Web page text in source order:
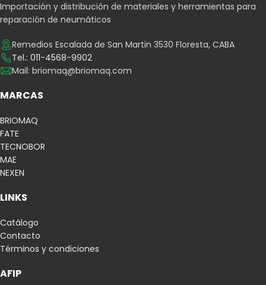
Importación y distribución de materiales y herramientas para
reparación de neumáticos
Remedios Escalada de San Martin 3530 Floresta, CABA
Tel.: 011-4568-9902
Mail: briomaq@briomaq.com
MARCAS
BRIOMAQ
FATE
TECNOBOR
MAE
NEXEN
LINKS
Catálogo
Contacto
Términos y condiciones
AFIP